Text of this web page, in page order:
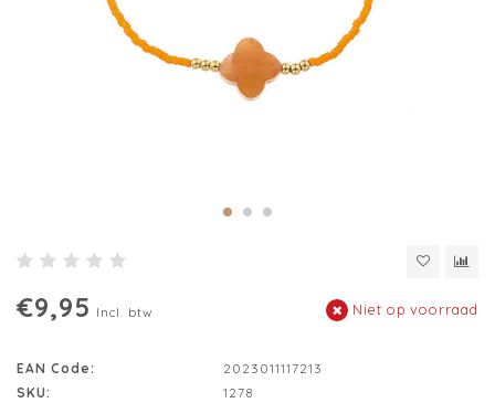
€9,95 Incl. btw Niet op voorraad
EAN Code:
2023011117213
SKU:
1278